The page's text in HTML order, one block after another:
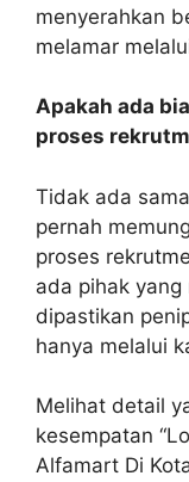
menyerahkan
melamar
Apakah ada
proses
Tidak ada
pernah
proses
ada pihak
dipastikan
hanya melalui
Melihat detail
kesempatan
Alfamart Di